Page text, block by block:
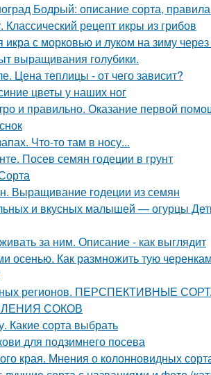
Бодрый: описание сорта,
рецепт икры из грибов
с морковью и луком на зиму
выращивания голубики.
Цена теплицы - от чего зависит?
цветы у наших ног
и правильно. Оказание первой
Что-то там в носу...
Посев семян годеции в грунт
Выращивание годеции из семян
и вкусных малышей — огурцы
за ним. Описание - как выглядит
осенью. Как размножить тую
регионов. ПЕРСПЕКТИВНЫЕ
СОКОВ
Какие сорта выбрать
для подзимнего посева
края. Мнения о колонновидных